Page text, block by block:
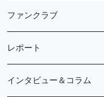
ファンクラブ
レポート
インタビュー＆コラム